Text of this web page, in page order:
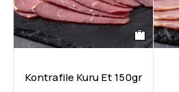
Kontrafile Kuru Et 150gr